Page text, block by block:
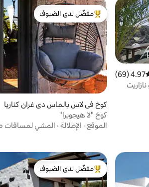
التقييم 4.97 من 5، 69 مراجعات
4.97 (69)
من أبرز البيوت المفضّلة لدى الضيوف
مفضّل لدى الضيوف
كوخ في لاس بالماس دي غران كناريا
كوخ "لا هيجويرا"
الموقع · الإطلالة · المشي لمسافات
من أبرز البيوت المفضّلة لدى
مفضّل لدى الضيوف